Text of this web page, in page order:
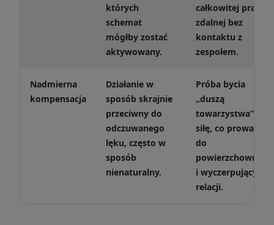
których
schemat
mógłby zostać
aktywowany.
całkowitej pracy
zdalnej bez
kontaktu z
zespołem.
Nadmierna
kompensacja
Działanie w
sposób skrajnie
przeciwny do
odczuwanego
lęku, często w
sposób
nienaturalny.
Próba bycia
„duszą
towarzystwa” na
siłę, co prowadzi
do
powierzchownych
i wyczerpujących
relacji.